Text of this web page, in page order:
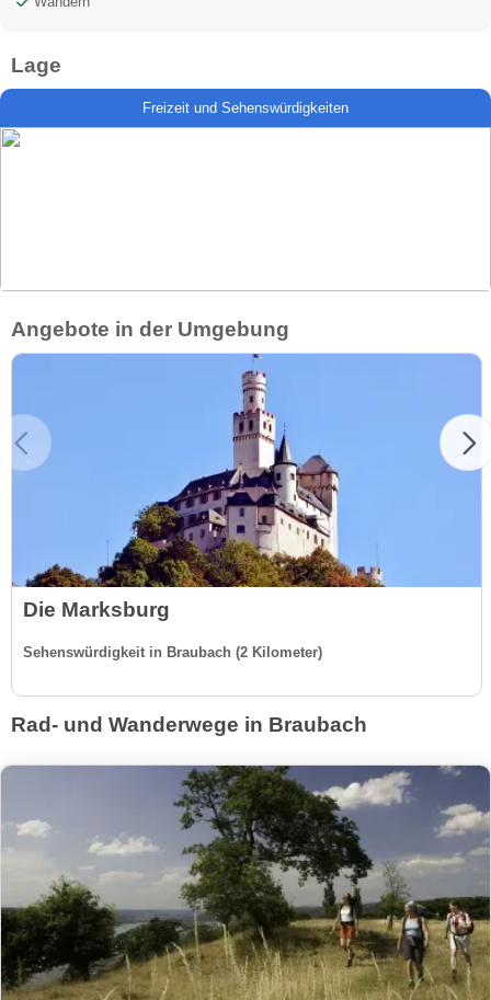
Lage
Freizeit und Sehenswürdigkeiten
Angebote in der Umgebung
Die Marksburg
Sehenswürdigkeit in Braubach (2 Kilometer)
Rad- und Wanderwege in Braubach